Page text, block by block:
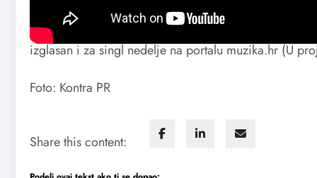
mesto, a našao se i na listama portala Espreso u
Novkovića. Našao se i na listi portala BeforeAfter u
izglasan i za singl nedelje na portalu muzika.hr (U
Foto: Kontra PR
Share this content: